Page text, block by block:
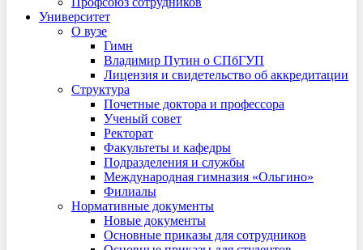
Университет
О вузе
Гимн
Владимир Путин о СПбГУП
Лицензия и свидетельство об аккредитации
Структура
Почетные доктора и профессора
Ученый совет
Ректорат
Факультеты и кафедры
Подразделения и службы
Международная гимназия «Ольгино»
Филиалы
Нормативные документы
Новые документы
Основные приказы для сотрудников